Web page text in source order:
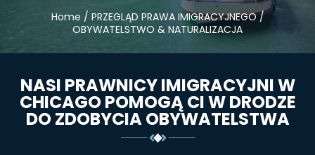
Home / PRZEGLĄD PRAWA IMIGRACYJNEGO/
OBYWATELSTWO & NATURALIZACJA
NASI PRAWNICY IMIGRACYJNI W
CHICAGO POMOGĄ CI W DRODZE
DO ZDOBYCIA OBYWATELSTWA